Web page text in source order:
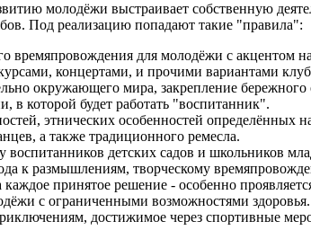
молодёжи выстраивает собственную
Под реализацию попадают такие "правила":
времяпровождения для молодёжи с акцентом
концертами, и прочими вариантами
окружающего мира, закрепление
в которой будет работать "воспитанник".
этнических особенностей
а также традиционного ремесла.
детских садов и школьников
к размышлениям, творческому
каждое принятое решение - особенно
с ограниченными возможностями здоровья.
достижимое через спортивные